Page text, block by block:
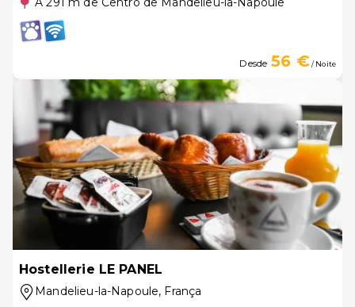
Desde 56 €/ Noite
Hostellerie LE PANEL
Mandelieu-la-Napoule, França